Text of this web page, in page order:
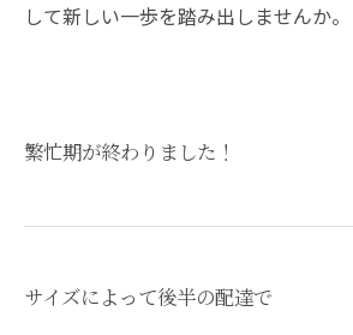
して新しい一歩を踏み出しませんか。
繁忙期が終わりました！
サイズによって後半の配達で